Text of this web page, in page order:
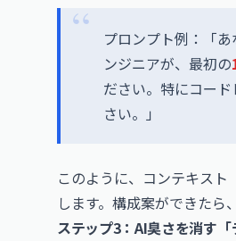
プロンプト例：「
ンジニアが、最初の
ださい。特にコー
さい。」
このように、コンテキス
します。構成案ができたら
ステップ3：AI臭さを消す